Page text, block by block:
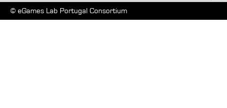
© eGames Lab Portugal Consortium